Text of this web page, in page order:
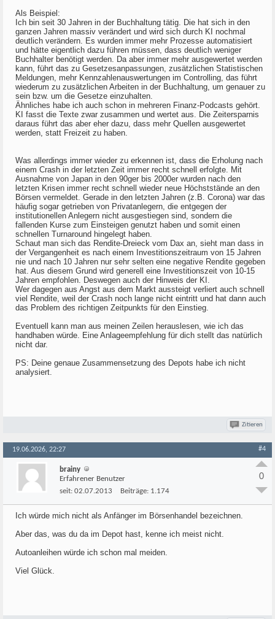
Als Beispiel:
Ich bin seit 30 Jahren in der Buchhaltung tätig. Die hat sich in den
ganzen Jahren massiv verändert und wird sich durch KI nochmal
deutlich verändern. Es wurden immer mehr Prozesse automatisiert
und hätte eigentlich dazu führen müssen, dass deutlich weniger
Buchhalter benötigt werden. Da aber immer mehr ausgewertet werden
kann, führt das zu Gesetzesanpassungen, zusätzlichen Statistischen
Meldungen, mehr Kennzahlenauswertungen im Controlling, das führt
wiederum zu zusätzlichen Arbeiten in der Buchhaltung, um genauer zu
sein bzw. um die Gesetze einzuhalten.
Ähnliches habe ich auch schon in mehreren Finanz-Podcasts gehört.
KI fasst die Texte zwar zusammen und wertet aus. Die Zeitersparnis
daraus führt das aber eher dazu, dass mehr Quellen ausgewertet
werden, statt Freizeit zu haben.
Was allerdings immer wieder zu erkennen ist, dass die Erholung nach
einem Crash in der letzten Zeit immer recht schnell erfolgte. Mit
Ausnahme von Japan in den 90ger bis 2000er wurden nach den
letzten Krisen immer recht schnell wieder neue Höchststände an den
Börsen vermeldet. Gerade in den letzten Jahren (z.B. Corona) war das
häufig sogar getrieben von Privatanlegern, die entgegen der
institutionellen Anlegern nicht ausgestiegen sind, sondern die
fallenden Kurse zum Einsteigen genutzt haben und somit einen
schnellen Turnaround hingelegt haben.
Schaut man sich das Rendite-Dreieck vom Dax an, sieht man dass in
der Vergangenheit es nach einem Investitionszeitraum von 15 Jahren
nie und nach 10 Jahren nur sehr selten eine negative Rendite gegeben
hat. Aus diesem Grund wird generell eine Investitionszeit von 10-15
Jahren empfohlen. Deswegen auch der Hinweis der KI.
Wer dagegen aus Angst aus dem Markt aussteigt verliert auch schnell
viel Rendite, weil der Crash noch lange nicht eintritt und hat dann auch
das Problem des richtigen Zeitpunkts für den Einstieg.
Eventuell kann man aus meinen Zeilen herauslesen, wie ich das
handhaben würde. Eine Anlageempfehlung für dich stellt das natürlich
nicht dar.
PS: Deine genaue Zusammensetzung des Depots habe ich nicht
analysiert.
Zitieren
19.06.2026, 22:27 #4
brainy
Erfahrener Benutzer
seit: 02.07.2013 Beiträge: 1.174
0
Ich würde mich nicht als Anfänger im Börsenhandel bezeichnen.
Aber das, was du da im Depot hast, kenne ich meist nicht.
Autoanleihen würde ich schon mal meiden.
Viel Glück.